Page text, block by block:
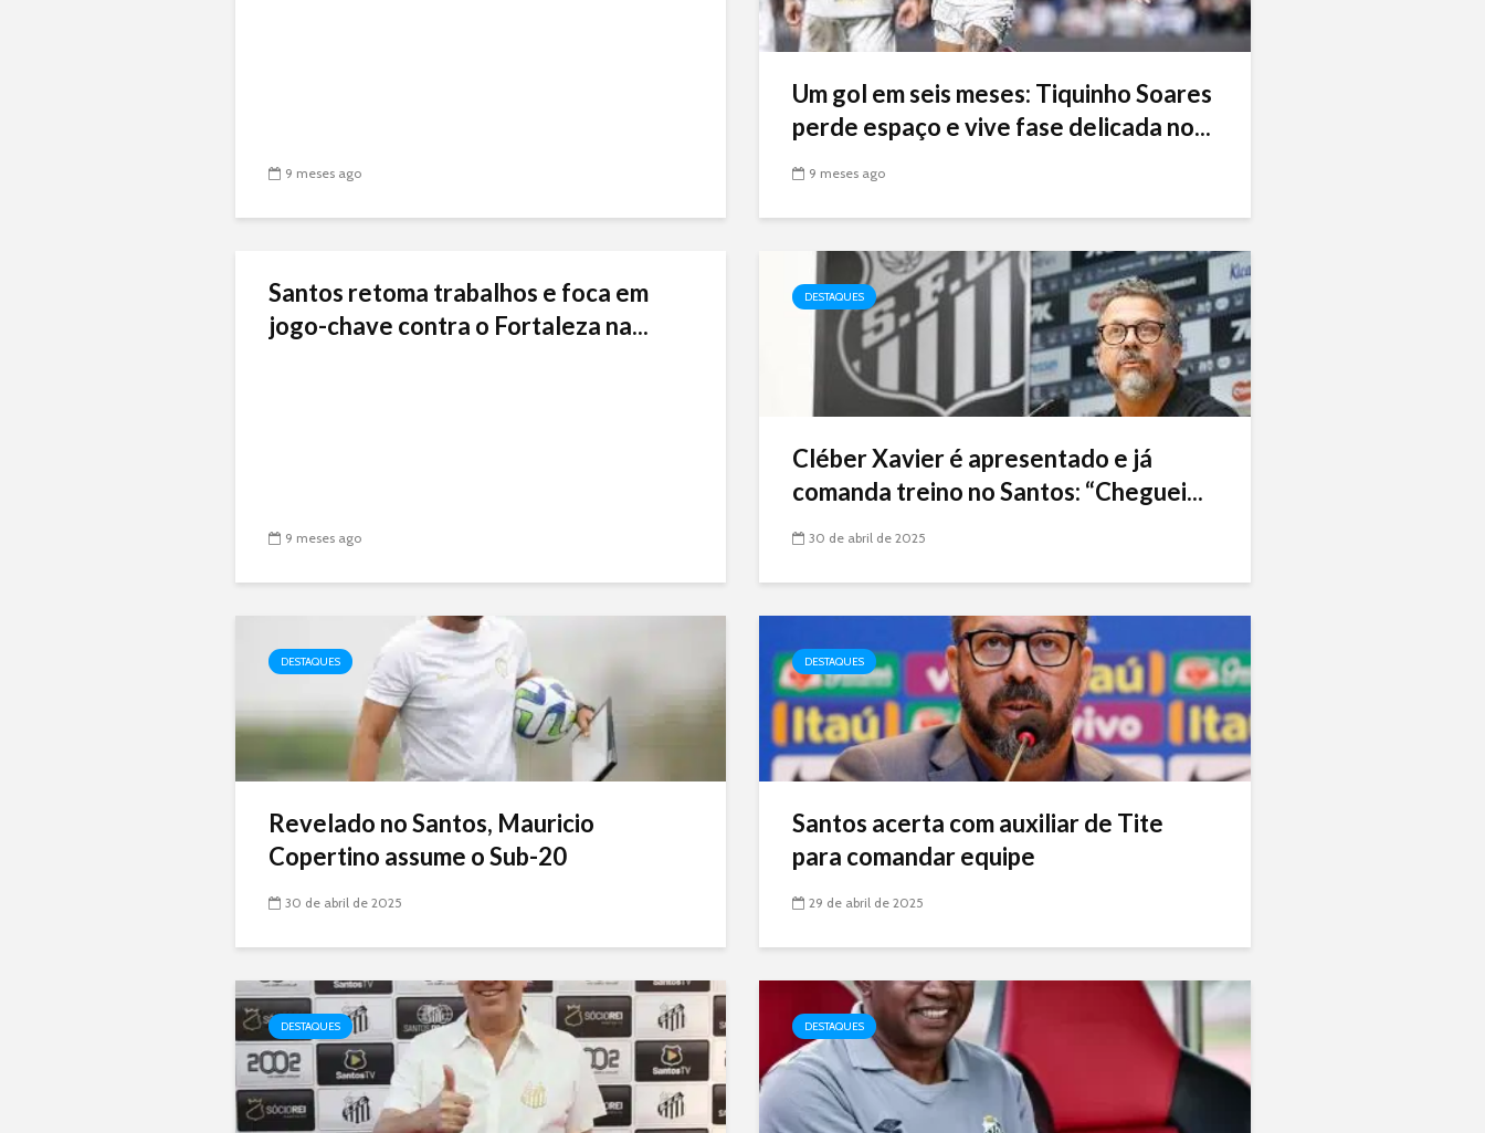
9 meses ago
Um gol em seis meses: Tiquinho Soares
perde espaço e vive fase delicada no...
9 meses ago
Santos retoma trabalhos e foca em
jogo-chave contra o Fortaleza na...
9 meses ago
DESTAQUES
Cléber Xavier é apresentado e já
comanda treino no Santos: “Cheguei...
30 de abril de 2025
DESTAQUES
Revelado no Santos, Mauricio
Copertino assume o Sub-20
30 de abril de 2025
DESTAQUES
Santos acerta com auxiliar de Tite
para comandar equipe
29 de abril de 2025
DESTAQUES DESTAQUES